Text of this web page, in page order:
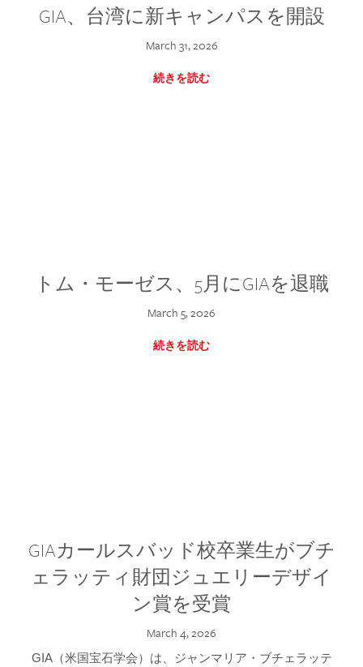
GIA、台湾に新キャンパスを開設
March 31, 2026
続きを読む
トム・モーゼス、5月にGIAを退職
March 5, 2026
続きを読む
GIAカールスバッド校卒業生がブチ
ェラッティ財団ジュエリーデザイ
ン賞を受賞
March 4, 2026
GIA（米国宝石学会）は、ジャンマリア・ブチェラッテ